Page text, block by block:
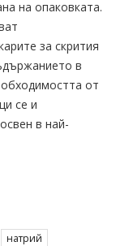
на опаковката.
за скрития
в
от
се и
в най-
натрий